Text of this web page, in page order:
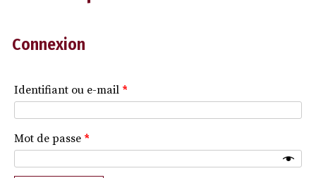
Connexion
Identifiant ou e-mail *
Mot de passe *